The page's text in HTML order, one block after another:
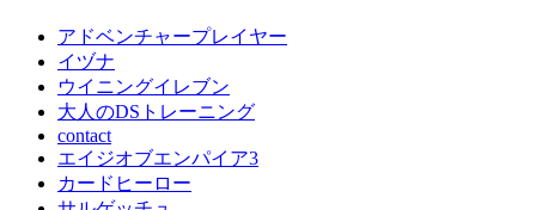
アドベンチャープレイヤー
イヅナ
ウイニングイレブン
大人のDSトレーニング
contact
エイジオブエンパイア3
カードヒーロー